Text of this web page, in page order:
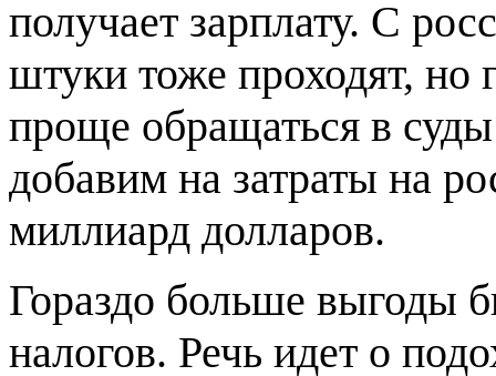
получает зарплату. С
штуки тоже проходят, но
проще обращаться в
добавим на затраты на
миллиард долларов.
Гораздо больше выгоды
налогов. Речь идет о